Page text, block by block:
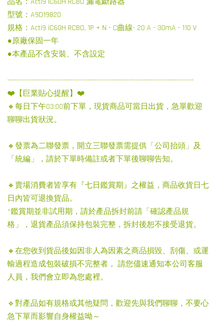
型號：A9D19820
規格：Acti9 iC60H RCBO, 1P + N - C曲線- 20 A - 30mA - 110 V
●原廠保固一年
●本產品不含安裝、不含設定
-----------------------------------------------------------------------------
❤️【巨業貼心提醒】❤️
🔸每日下午03:00前下單，現貨商品可當日出貨，急單歡迎
聊聊出貨狀況。
🔸發票為二聯發票，開立三聯發票需提供「公司抬頭」及
「統編」，請於下單時備註或者下單後聊聊告知。
🔸賣場消費者皆享有『七日鑑賞期』之權益，商品收貨日七
日內皆可退換貨品。
*鑑賞期並非試用期，請於產品拆封前請「確認產品規
格」，退貨產品須保持包裝完整，拆封後恕不接受退貨。
🔸在您收到貨品後如因非人為因素之商品損毀、刮傷、或運
輸過程造成包裝破損不完整者， 請您儘速通知本公司客服
人員，我們會立即為您處裡。
🔹對產品如有規格或其他疑問，歡迎先與我們聊聊，不要心
急下單而影響自身權益呦～